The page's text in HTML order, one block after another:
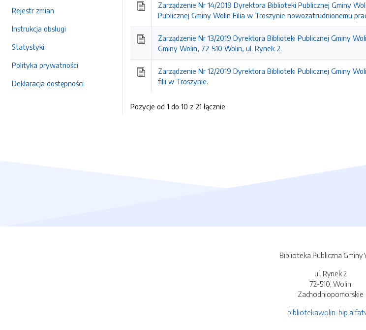
Rejestr zmian
Instrukcja obsługi
Statystyki
Polityka prywatności
Deklaracja dostępności
Zarządzenie Nr 14/2019 Dyrektora Biblioteki Publicznej Gminy
Publicznej Gminy Wolin Filia w Troszynie nowozatrudnionemu
Zarządzenie Nr 13/2019 Dyrektora Biblioteki Publicznej Gminy
Gminy Wolin, 72-510 Wolin, ul. Rynek 2.
Zarządzenie Nr 12/2019 Dyrektora Biblioteki Publicznej Gminy
filii w Troszynie.
Pozycje od 1 do 10 z 21 łącznie
Biblioteka Publiczna Gminy
ul. Rynek 2
72-510, Wolin
Zachodniopomorskie
bibliotekawolin-